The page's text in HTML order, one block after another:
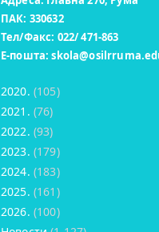
ПАК: 330632
Тел/Факс: 022/ 471-863
Е-пошта:
2020. (105)
2021. (76)
2022. (93)
2023. (179)
2024. (183)
2025. (161)
2026. (100)